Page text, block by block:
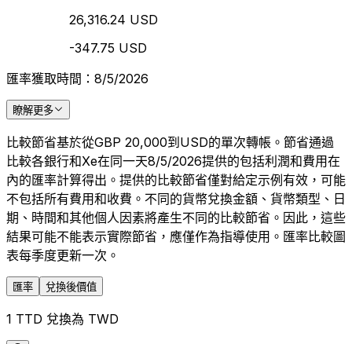
26,316.24 USD
-347.75 USD
匯率獲取時間：8/5/2026
瞭解更多
比較節省基於從GBP 20,000到USD的單次轉帳。節省通過
比較各銀行和Xe在同一天8/5/2026提供的包括利潤和費用在
內的匯率計算得出。提供的比較節省僅對給定示例有效，可能
不包括所有費用和收費。不同的貨幣兌換金額、貨幣類型、日
期、時間和其他個人因素將產生不同的比較節省。因此，這些
結果可能不能表示實際節省，應僅作為指導使用。匯率比較圖
表每季度更新一次。
匯率 兌換後價值
1 TTD 兌換為 TWD